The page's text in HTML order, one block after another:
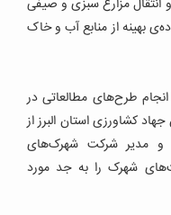
مزارع سبزی و صیفی
بهینه از منابع آب و خاک
انجام طرح‌های مطالعاتی در
کشاورزی استان البرز از
و مدیر شرکت شهرک‌های
شهرک را به جد مورد